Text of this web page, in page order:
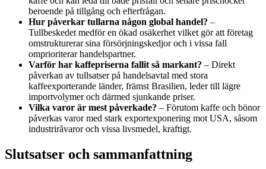
beroende på tillgång och efterfrågan.
Hur påverkar tullarna någon global handel? –
Tullbeskedet medför en ökad osäkerhet vilket gör att företag
omstrukturerar sina försörjningskedjor och i vissa fall
omprioriterar handelspartner.
Varför har kaffepriserna fallit så markant? – Direkt
påverkan av tullsatser på handelsavtal med stora
kaffeexporterande länder, främst Brasilien, leder till lägre
importvolymer och därmed sjunkande priser.
Vilka varor är mest påverkade? – Förutom kaffe och bönor
påverkas varor med stark exportexponering mot USA, såsom
industriråvaror och vissa livsmedel, kraftigt.
Slutsatser och sammanfattning